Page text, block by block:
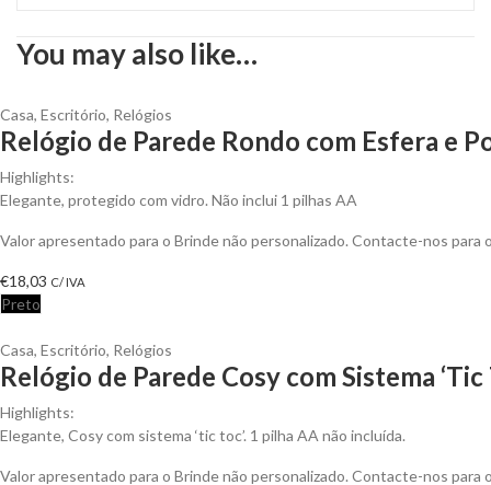
You may also like…
Casa, Escritório, Relógios
Relógio de Parede Rondo com Esfera e
Highlights:
Elegante, protegido com vidro. Não inclui 1 pilhas AA
Valor apresentado para o Brinde não personalizado. Contacte-nos
€18,03 C/ IVA
Preto
Casa, Escritório, Relógios
Relógio de Parede Cosy com Sistema
Highlights:
Elegante, Cosy com sistema ‘tic toc’. 1 pilha AA não incluída.
Valor apresentado para o Brinde não personalizado. Contacte-nos